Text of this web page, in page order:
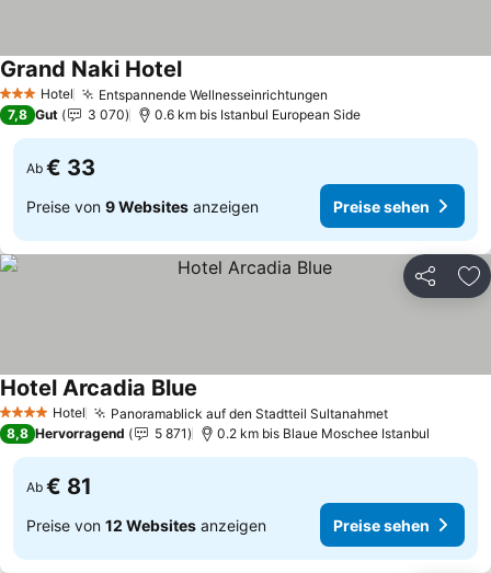
3 SterneHotel Entspannende Wellnesseinrichtungen
Grand Naki HotelPreise sehen
7,8 Gut 3 070 0.6 km bis Istanbul European Side
Ab € 33
Preise von 9 Websites anzeigen Preise sehen
Teilen
4 Sterne Hotel Panoramablick auf den Stadtteil SultanahmetPreise sehen
Hotel Arcadia Blue
8,8 Hervorragend 5 871 0.2 km bis Blaue Moschee Istanbul
Ab € 81
Preise von 12 Websites anzeigen Preise sehen